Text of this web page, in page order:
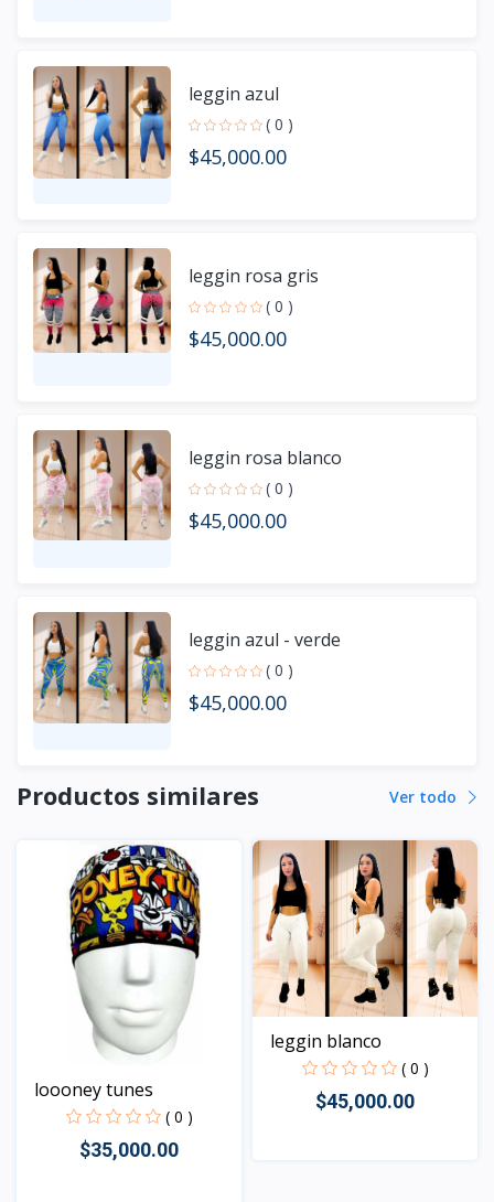
leggin azul
( 0 )
$45,000.00
leggin rosa gris
( 0 )
$45,000.00
leggin rosa blanco
( 0 )
$45,000.00
leggin azul - verde
( 0 )
$45,000.00
Productos similares Ver todo
loooney tunes
( 0 )
$35,000.00
leggin blanco
( 0 )
$45,000.00